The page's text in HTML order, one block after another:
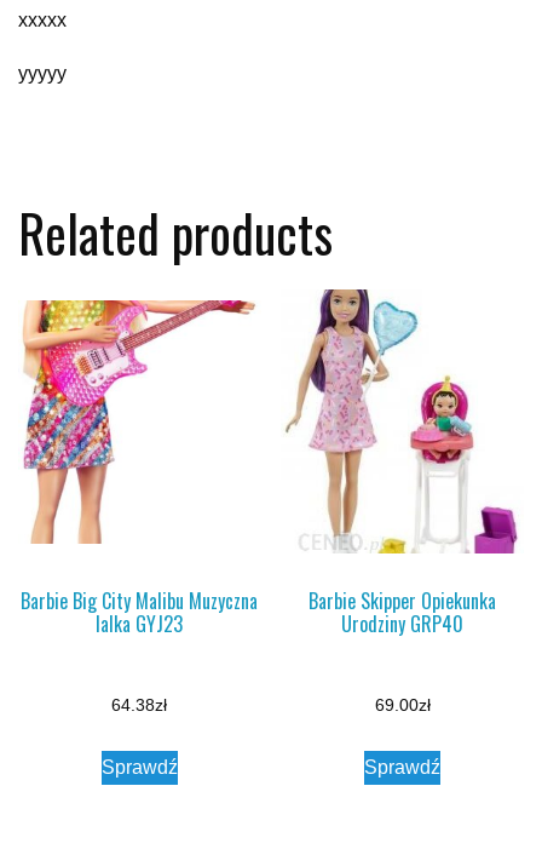
xxxxx
yyyyy
Related products
Barbie Big City Malibu Muzyczna
lalka GYJ23
64.38zł
Sprawdź
Barbie Skipper Opiekunka
Urodziny GRP40
69.00zł
Sprawdź